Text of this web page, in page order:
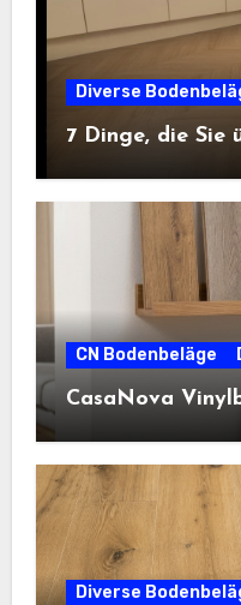
Diverse
7 Dinge, die Sie
CN Bodenbeläge
CasaNova
Diverse